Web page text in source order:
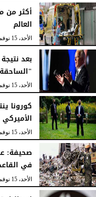
العالم
الأحد، 15 نوفمبر 2020
بعد
الأحد، 15 نوفمبر 2020
كورونا
الأميركي
الأحد، 15 نوفمبر 2020
صحيفة:
في
الأحد، 15 نوفمبر 2020